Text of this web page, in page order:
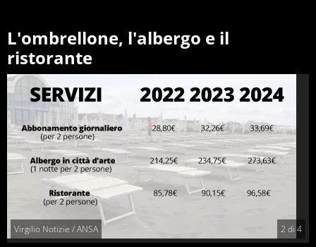
L'ombrellone, l'albergo e il
ristorante
2 di 4
Virgilio Notizie / ANSA